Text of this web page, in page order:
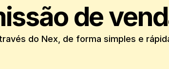
de
do Nex, de forma simples e